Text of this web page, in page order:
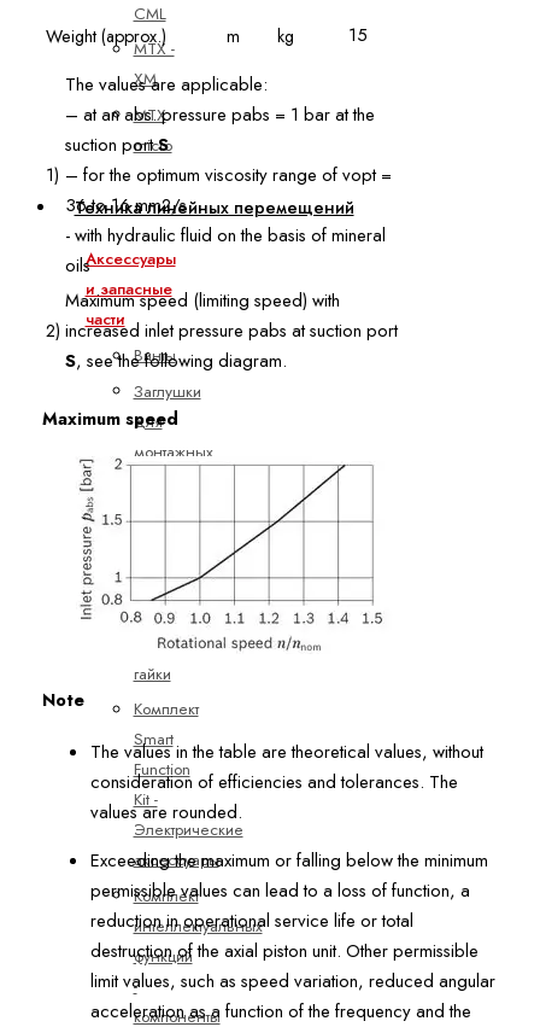
CML
MTX -
XM
MTX
micro
Техника линейных перемещений
Аксессуары
и запасные
части
Винты
Заглушки
для
монтажных
Зажимные
тормозные
устройства
Кольцевые
гайки
Комплект
Smart
Function
Kit -
Электрические
аксессуары
Комплект
интеллектуальных
функций
-
компоненты
Weight (approx.) m kg 15
1)
The values are applicable:
– at an abs. pressure pabs = 1 bar at the
suction portS
– for the optimum viscosity range of vopt =
36 to 16 mm2/s
- with hydraulic fluid on the basis of mineral
oils
2)
Maximum speed (limiting speed) with
increased inlet pressure pabs at suction port
S, see the following diagram.
Maximum speed
Note
The values in the table are theoretical values, without
consideration of efficiencies and tolerances. The
values are rounded.
Exceeding the maximum or falling below the minimum
permissible values can lead to a loss of function, a
reduction in operational service life or total
destruction of the axial piston unit. Other permissible
limit values, such as speed variation, reduced angular
acceleration as a function of the frequency and the